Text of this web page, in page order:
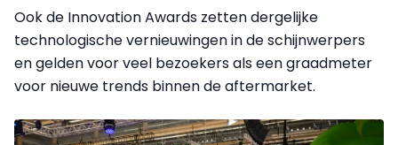
Ook de Innovation Awards zetten dergelijke
technologische vernieuwingen in de schijnwerpers
en gelden voor veel bezoekers als een graadmeter
voor nieuwe trends binnen de aftermarket.